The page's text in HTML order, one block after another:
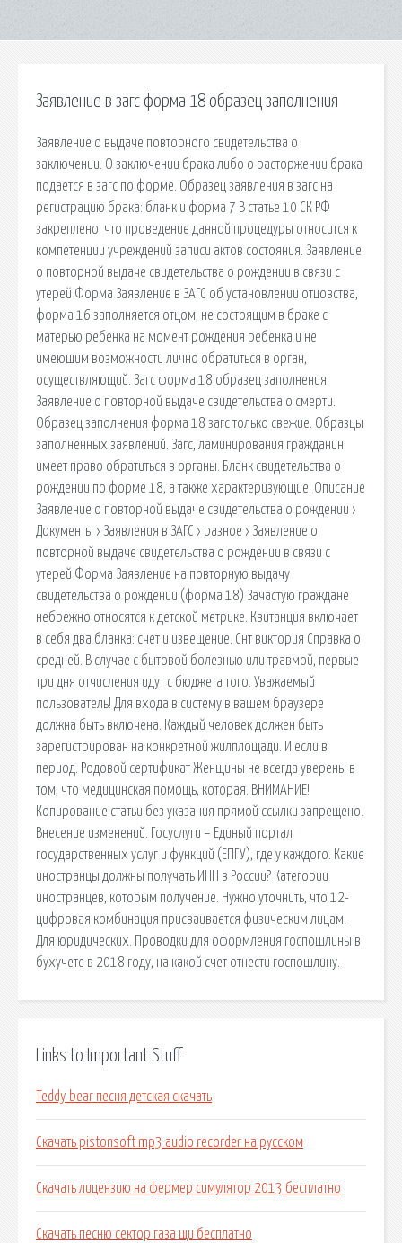
Заявление в загс форма 18 образец заполнения
Заявление о выдаче повторного свидетельства о
заключении. О заключении брака либо о расторжении брака
подается в загс по форме. Образец заявления в загс на
регистрацию брака: бланк и форма 7 В статье 10 СК РФ
закреплено, что проведение данной процедуры относится к
компетенции учреждений записи актов состояния. Заявление
о повторной выдаче свидетельства о рождении в связи с
утерей Форма Заявление в ЗАГС об установлении отцовства,
форма 16 заполняется отцом, не состоящим в браке с
матерью ребенка на момент рождения ребенка и не
имеющим возможности лично обратиться в орган,
осуществляющий. Загс форма 18 образец заполнения.
Заявление о повторной выдаче свидетельства о смерти.
Образец заполнения форма 18 загс только свежие. Образцы
заполненных заявлений. Загс, ламинирования гражданин
имеет право обратиться в органы. Бланк свидетельства о
рождении по форме 18, а также характеризующие. Описание
Заявление о повторной выдаче свидетельства о рождении ›
Документы › Заявления в ЗАГС › разное › Заявление о
повторной выдаче свидетельства о рождении в связи с
утерей Форма Заявление на повторную выдачу
свидетельства о рождении (форма 18) Зачастую граждане
небрежно относятся к детской метрике. Квитанция включает
в себя два бланка: счет и извещение. Снт виктория Справка о
средней. В случае с бытовой болезнью или травмой, первые
три дня отчисления идут с бюджета того. Уважаемый
пользователь! Для входа в систему в вашем браузере
должна быть включена. Каждый человек должен быть
зарегистрирован на конкретной жилплощади. И если в
период. Родовой сертификат Женщины не всегда уверены в
том, что медицинская помощь, которая. ВНИМАНИЕ!
Копирование статьи без указания прямой ссылки запрещено.
Внесение изменений. Госуслуги – Единый портал
государственных услуг и функций (ЕПГУ), где у каждого. Какие
иностранцы должны получать ИНН в России? Категории
иностранцев, которым получение. Нужно уточнить, что 12-
цифровая комбинация присваивается физическим лицам.
Для юридических. Проводки для оформления госпошлины в
бухучете в 2018 году, на какой счет отнести госпошлину.
Links to Important Stuff
Teddy bear песня детская скачать
Скачать pistonsoft mp3 audio recorder на русском
Скачать лицензию на фермер симулятор 2013 бесплатно
Скачать песню сектор газа щи бесплатно